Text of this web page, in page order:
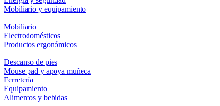
Mobiliario y equipamiento
+
Mobiliario
Electrodomésticos
Productos ergonómicos
+
Descanso de pies
Mouse pad y apoya muñeca
Ferretería
Equipamiento
Alimentos y bebidas